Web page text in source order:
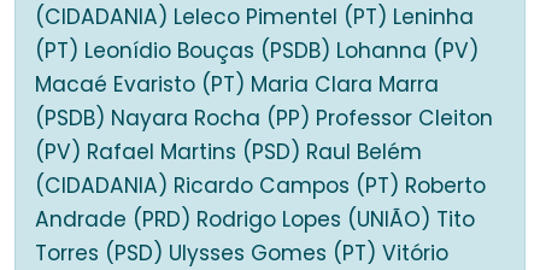
(CIDADANIA) Leleco Pimentel (PT) Leninha
(PT) Leonídio Bouças (PSDB) Lohanna (PV)
Macaé Evaristo (PT) Maria Clara Marra
(PSDB) Nayara Rocha (PP) Professor Cleiton
(PV) Rafael Martins (PSD) Raul Belém
(CIDADANIA) Ricardo Campos (PT) Roberto
Andrade (PRD) Rodrigo Lopes (UNIÃO) Tito
Torres (PSD) Ulysses Gomes (PT) Vitório